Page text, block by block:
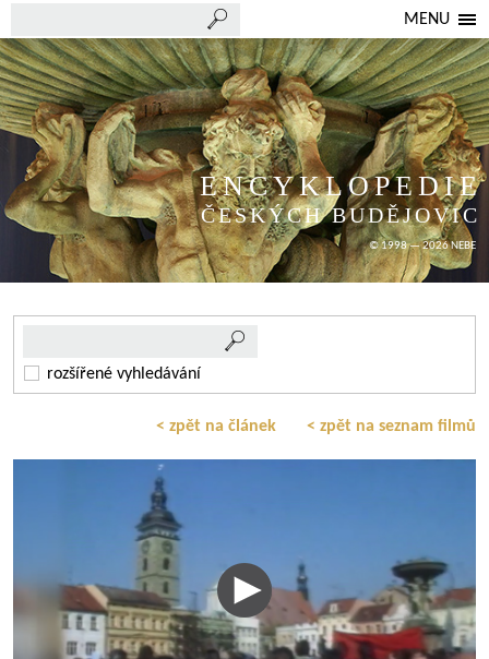
MENU
ENCYKLOPEDIE
ČESKÝCH BUDĚJOVIC
© 1998 — 2026 NEBE
rozšířené vyhledávání
< zpět na článek < zpět na seznam filmů